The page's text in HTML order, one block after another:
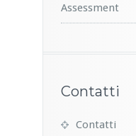
Assessment
Contatti
Contatti